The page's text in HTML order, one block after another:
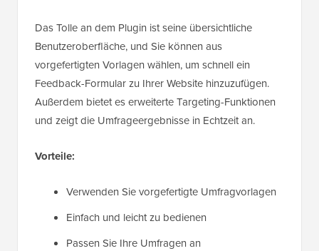
Das Tolle an dem Plugin ist seine übersichtliche
Benutzeroberfläche, und Sie können aus
vorgefertigten Vorlagen wählen, um schnell ein
Feedback-Formular zu Ihrer Website hinzuzufügen.
Außerdem bietet es erweiterte Targeting-Funktionen
und zeigt die Umfrageergebnisse in Echtzeit an.
Vorteile:
Verwenden Sie vorgefertigte Umfragvorlagen
Einfach und leicht zu bedienen
Passen Sie Ihre Umfragen an